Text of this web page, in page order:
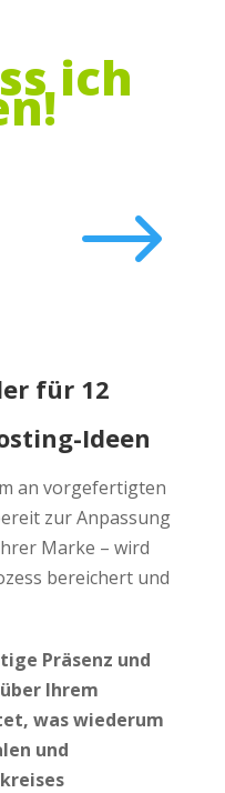
ich
$
für 12
Ideen
an vorgefertigten
zur Anpassung
Marke – wird
bereichert und
Präsenz und
Ihrem
was wiederum
und